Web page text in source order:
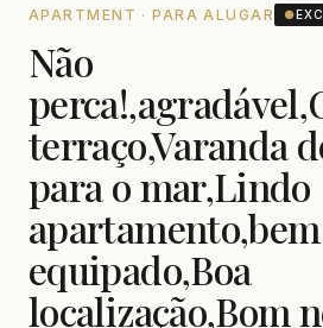
APARTMENT · PARA ALUGAR ●
Não
terraço,Varanda
para o mar,Lindo
apartamento,bem
equipado,Boa
localização,Bom